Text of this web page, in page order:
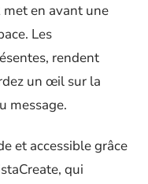
en avant une
Les
rendent
un œil sur la
message.
et accessible grâce
qui